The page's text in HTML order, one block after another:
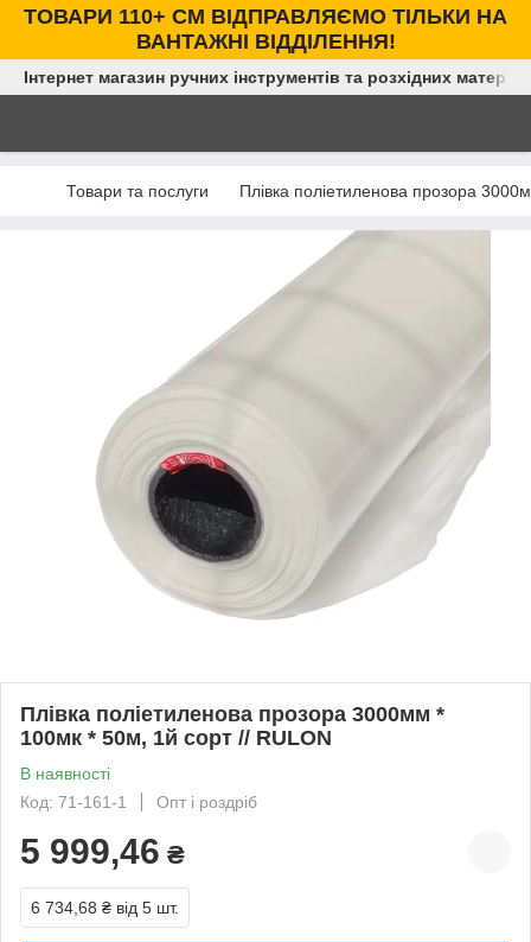
ТОВАРИ 110+ СМ ВІДПРАВЛЯЄМО ТІЛЬКИ НА
ВАНТАЖНІ ВІДДІЛЕННЯ!
Інтернет магазин ручних інструментів та розхідних
Товари та послуги Плівка поліетиленова прозора
Плівка поліетиленова прозора 3000мм *
100мк * 50м, 1й сорт // RULON
В наявності
Код: 71-161-1
Опт і роздріб
5 999,46 ₴
6 734,68 ₴ від 5 шт.